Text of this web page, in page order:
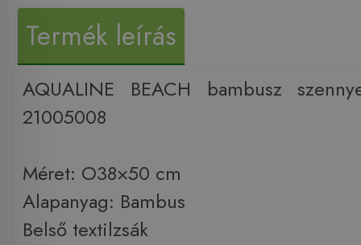
Termék leírás
AQUALINE BEACH bambusz
21005008
Méret: O38×50 cm
Alapanyag: Bambus
Belső textilzsák